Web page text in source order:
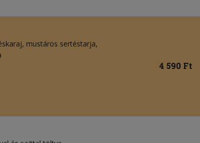
mustáros sertéstarja,
4 590 Ft